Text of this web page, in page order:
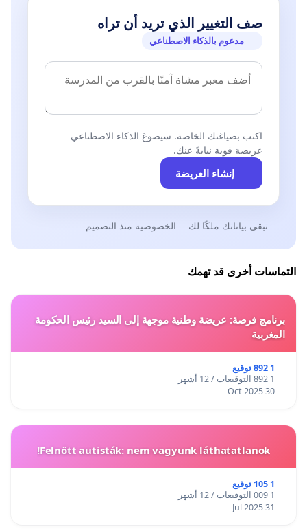
صف التغيير الذي تريد أن تراه
مدعوم بالذكاء الاصطناعي
اكتب بصياغتك الخاصة. سيصوغ الذكاء الاصطناعي
عريضة قوية نيابةً عنك.
إنشاء العريضة
تبقى بياناتك ملكًا لك الخصوصية منذ التصميم
التماسات أخرى قد تهمك
برنامج فرصة: عريضة وطنية موجهة إلى السيد رئيس الحكومة
المغربية
1 892 توقيع
1 892 التوقيعات / 12 أشهر
30 Oct 2025
Felnőtt autisták: nem vagyunk láthatatlanok!
1 105 توقيع
1 009 التوقيعات / 12 أشهر
31 Jul 2025